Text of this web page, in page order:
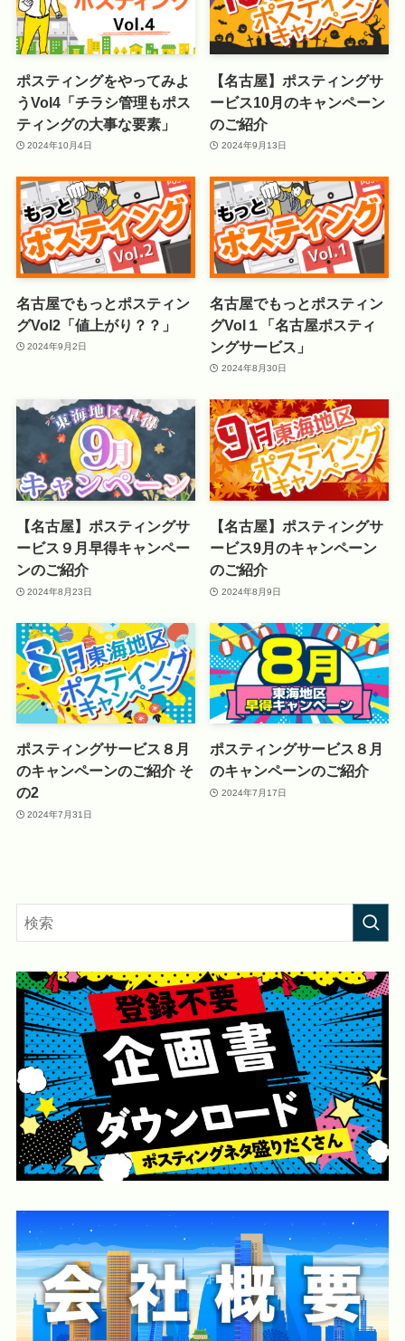
ポスティングをやってみよ
うVol4「チラシ管理もポス
ティングの大事な要素」
2024年10月4日
【名古屋】ポスティングサ
ービス10月のキャンペーン
のご紹介
2024年9月13日
名古屋でもっとポスティン
グVol2「値上がり？？」
2024年9月2日
名古屋でもっとポスティン
グVol１「名古屋ポスティ
ングサービス」
2024年8月30日
【名古屋】ポスティングサ
ービス９月早得キャンペー
ンのご紹介
2024年8月23日
【名古屋】ポスティングサ
ービス9月のキャンペーン
のご紹介
2024年8月9日
ポスティングサービス８月
のキャンペーンのご紹介 そ
の2
2024年7月31日
ポスティングサービス８月
のキャンペーンのご紹介
2024年7月17日